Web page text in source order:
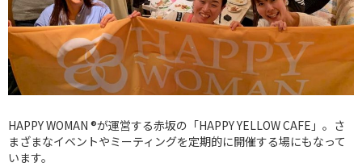
HAPPY WOMAN ®が運営する赤坂の「HAPPY YELLOW CAFE」。さ
まざまなイベントやミーティングを定期的に開催する場にもなって
います。